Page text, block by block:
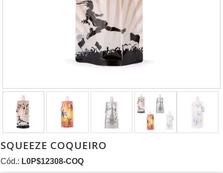
SQUEEZE COQUEIRO
Cód.: L0P$12308-COQ